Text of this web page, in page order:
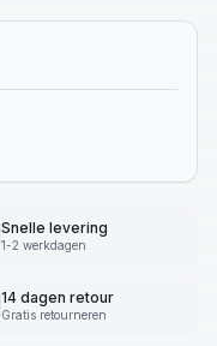
Snelle levering
1-2 werkdagen
14 dagen retour
Gratis retourneren